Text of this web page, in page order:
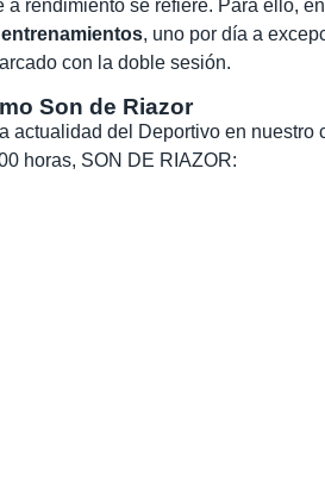
a rendimiento se refiere. Para ello,
, uno por día a
con la doble sesión.
Son de Riazor
actualidad del Deportivo en nuestro
horas, SON DE RIAZOR: